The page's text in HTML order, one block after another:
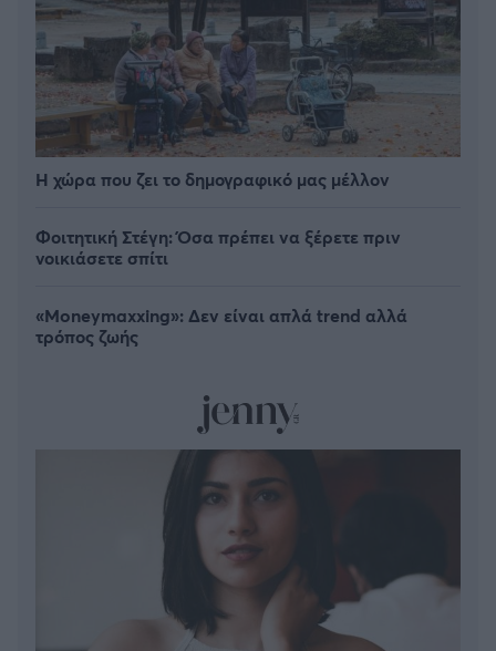
Η χώρα που ζει το δημογραφικό μας μέλλον
Φοιτητική Στέγη: Όσα πρέπει να ξέρετε πριν
νοικιάσετε σπίτι
«Moneymaxxing»: Δεν είναι απλά trend αλλά
τρόπος ζωής